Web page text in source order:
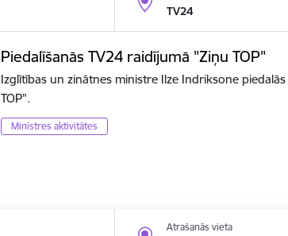
TV24
Piedalīšanās TV24 raidījumā "Ziņu TOP"
Izglītības un zinātnes ministre Ilze Indriksone
TOP".
Ministres aktivitātes
Atrašanās vieta